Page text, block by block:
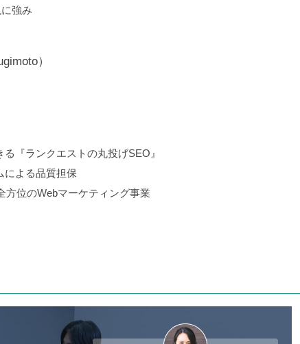
強み
）
『ランクエストの丸投げSEO』
による品質担保
方位のWebマーケティング事業